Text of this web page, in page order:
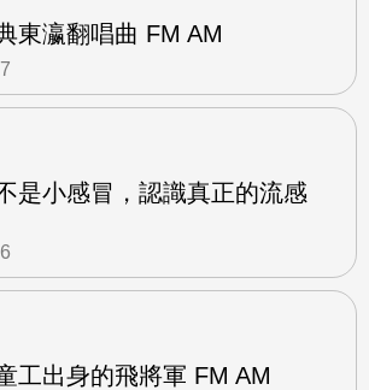
東瀛翻唱曲 FM AM
是小感冒，認識真正的流感
工出身的飛將軍 FM AM